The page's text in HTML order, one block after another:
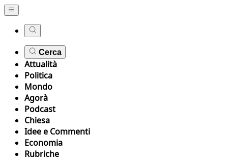
Cerca
Attualità
Politica
Mondo
Agorà
Podcast
Chiesa
Idee e Commenti
Economia
Rubriche